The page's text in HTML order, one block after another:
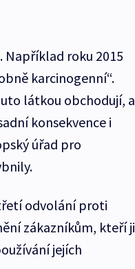
Například roku 2015
karcinogenní“.
látkou obchodují, a
konsekvence i
úřad pro
odvolání proti
zákazníkům, kteří ji
jejích